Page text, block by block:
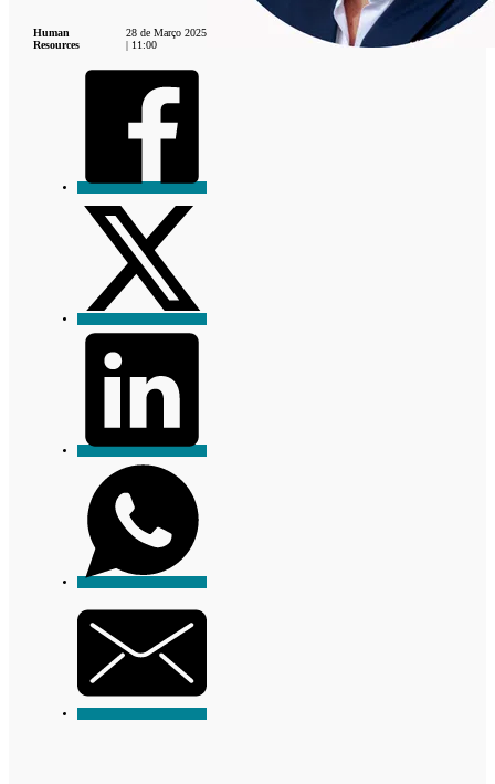
Human
Resources
28 de Março 2025
| 11:00